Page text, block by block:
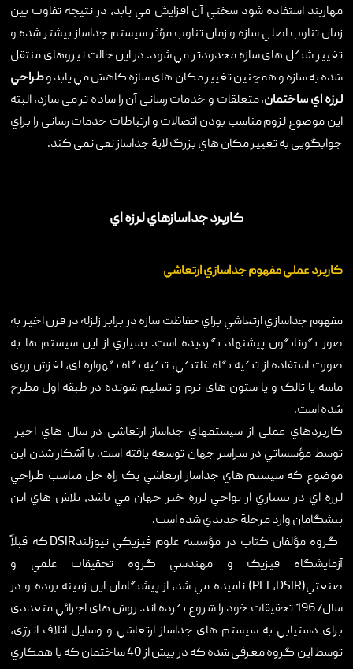
مهاربند استفاده شود سختي آن افزايش مي يابد، در نتيجه تفاوت بين
زمان تناوب اصلي سازه و زمان تناوب مؤثر سيستم جداساز بيشتر شده و
تغيير شکل هاي سازه محدودتر مي شود. در اين حالت نيروهاي منتقل
شده به سازه و همچنين تغيير مکان هاي سازه کاهش مي يابد وطراحي
لرزه اي ساختمان، متعلقات و خدمات رساني آن را ساده تر مي سازد، البته
اين موضوع لزوم مناسب بودن اتصالات و ارتباطات خدمات رساني را براي
جوابگويي به تغيير مکان هاي بزرگ لاية جداساز نفي نمي کند.
کاربرد جداسازهاي لرزه اي
کاربرد عملي مفهوم جداسازي ارتعاشي
مفهوم جداسازي ارتعاشي براي حفاظت سازه در برابر زلزله در قرن اخير به
صور گوناگون پيشنهاد گرديده است. بسياري از اين سيستم ها به
صورت استفاده از تکيه گاه غلتکي، تکيه گاه گهواره اي، لغزش روي
ماسه يا تالک و يا ستون هاي نرم و تسليم شونده در طبقه اول مطرح
شده است.
کاربردهاي عملي از سيستمهاي جداساز ارتعاشي در سال هاي اخير
توسط مؤسساتي در سراسر جهان توسعه يافته است. با آشکار شدن اين
موضوع که سيستم هاي جداساز ارتعاشي يک راه حل مناسب طراحي
لرزه اي در بسياري از نواحي لرزه خيز جهان مي باشد، تلاش هاي اين
پيشگامان وارد مرحلة جديدي شده است.
گروه مؤلفان کتاب در مؤسسه علوم فيزيکي نيوزلندDSIR که قبلاً
آزمايشگاه فيزيک و مهندسي گروه تحقيقات علمي و
صنعتي(PEL,DSIR) ناميده مي شد، از پيشگامان اين زمينه بوده و در
سال1967 تحقيقات خود را شروع کرده اند. روش هاي اجرائي متعددي
براي دستيابي به سيستم هاي جداساز ارتعاشي و وسايل اتلاف انرژي،
توسط اين گروه معرفي شده که در بيش از 40 ساختمان که با همکاري